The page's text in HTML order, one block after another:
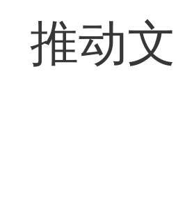
推动